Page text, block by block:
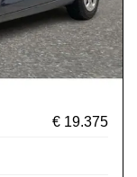
€ 19.375